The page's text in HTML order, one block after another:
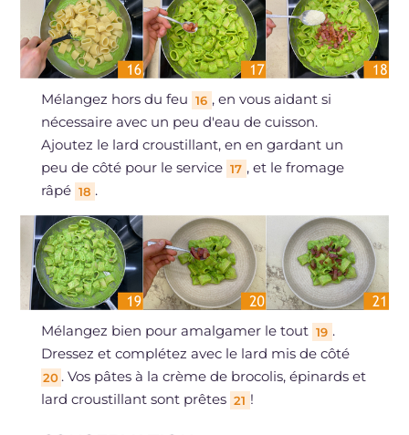
Mélangez hors du feu 16 , en vous aidant si
nécessaire avec un peu d'eau de cuisson.
Ajoutez le lard croustillant, en en gardant un
peu de côté pour le service 17 , et le fromage
râpé 18 .
Mélangez bien pour amalgamer le tout 19 .
Dressez et complétez avec le lard mis de côté
20 . Vos pâtes à la crème de brocolis, épinards et
lard croustillant sont prêtes 21 !